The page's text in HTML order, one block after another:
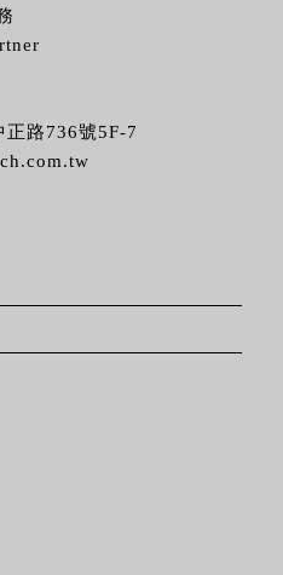
正路736號5F-7